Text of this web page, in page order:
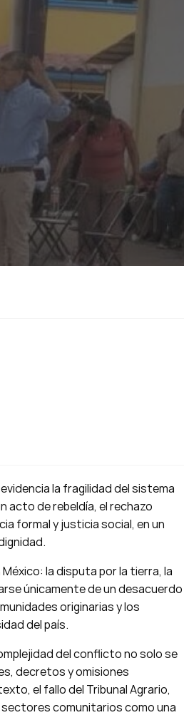
la fragilidad del sistema
acto de rebeldía, el rechazo
formal y justicia social, en un
la disputa por la tierra, la
únicamente de un desacuerdo
originarias y los
del país.
del conflicto no solo se
decretos y omisiones
el fallo del Tribunal Agrario,
comunitarios como una